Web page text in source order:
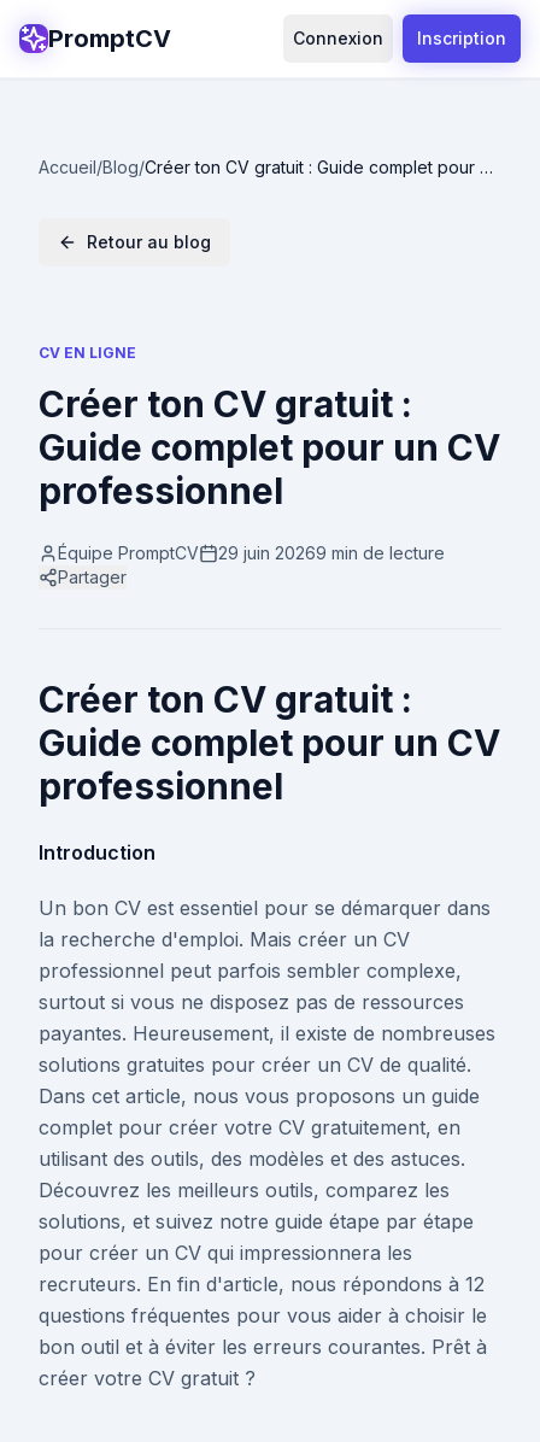
PromptCV Connexion Inscription
Accueil/Blog/Créer ton CV gratuit : Guide complet pour un
Retour au blog
CV EN LIGNE
Créer ton CV gratuit :
Guide complet pour un CV
professionnel
Équipe PromptCV 29 juin 20269 min de lecture
Partager
Créer ton CV gratuit :
Guide complet pour un CV
professionnel
Introduction
Un bon CV est essentiel pour se démarquer dans
la recherche d'emploi. Mais créer un CV
professionnel peut parfois sembler complexe,
surtout si vous ne disposez pas de ressources
payantes. Heureusement, il existe de nombreuses
solutions gratuites pour créer un CV de qualité.
Dans cet article, nous vous proposons un guide
complet pour créer votre CV gratuitement, en
utilisant des outils, des modèles et des astuces.
Découvrez les meilleurs outils, comparez les
solutions, et suivez notre guide étape par étape
pour créer un CV qui impressionnera les
recruteurs. En fin d'article, nous répondons à 12
questions fréquentes pour vous aider à choisir le
bon outil et à éviter les erreurs courantes. Prêt à
créer votre CV gratuit ?